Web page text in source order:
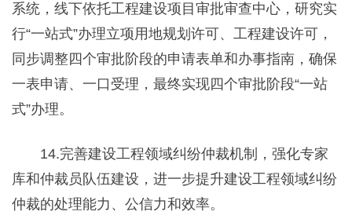
系统，线下依托工程建设项目审批审查中心，研究实
行“一站式”办理立项用地规划许可、工程建设许可，
同步调整四个审批阶段的申请表单和办事指南，确保
一表申请、一口受理，最终实现四个审批阶段“一站
式”办理。
14.完善建设工程领域纠纷仲裁机制，强化专家
库和仲裁员队伍建设，进一步提升建设工程领域纠纷
仲裁的处理能力、公信力和效率。